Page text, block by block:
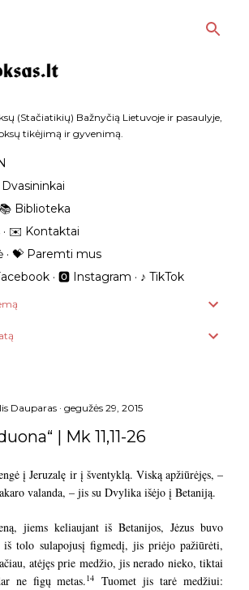
prie pagrindinio turinio
(Stačiatikių) Bažnyčią Lietuvoje ir pasaulyje,
tikėjimą ir gyvenimą.
📚 Biblioteka
✉️ Kontaktai
💝 Paremti mus
🅾 Instagram ‎♪ TikTok
Dauparas gegužės 29, 2015
| Mk 11,11-26
į Jeruzalę ir į šventyklą. Viską apžiūrėjęs, –
valanda, – jis su Dvylika išėjo į Betaniją.
jiems keliaujant iš Betanijos, Jėzus buvo
iš tolo sulapojusį figmedį, jis priėjo pažiūrėti,
atėjęs prie medžio, jis nerado nieko, tiktai
ne figų metas.14
Tuomet jis tarė medžiui: